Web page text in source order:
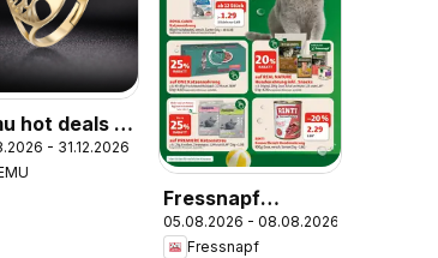
hot deals –
- 31.12.2026
Fressnapf
Angebote
05.08.2026 - 08.08.2026
Fressnapf